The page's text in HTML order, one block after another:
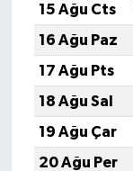
15 Ağu Cts
16 Ağu Paz
17 Ağu Pts
18 Ağu Sal
19 Ağu Çar
20 Ağu Per